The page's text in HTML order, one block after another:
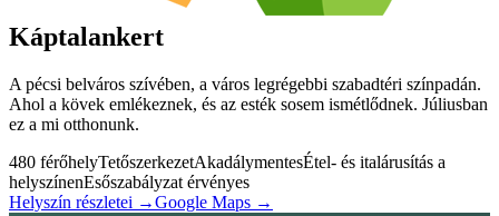
Káptalankert
A pécsi belváros szívében, a város legrégebbi szabadtéri színpadán.
Ahol a kövek emlékeznek, és az esték sosem ismétlődnek. Júliusban
ez a mi otthonunk.
480 férőhelyTetőszerkezetAkadálymentesÉtel- és italárusítás a
helyszínenEsőszabályzat érvényes
Helyszín részletei →Google Maps →